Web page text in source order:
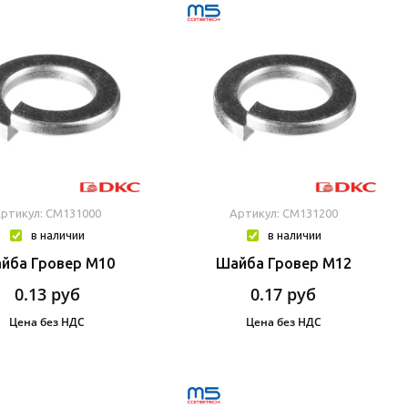
CM131000
в наличии
Гровер М10
0.13 руб
Цена без НДС
Артикул: CM131200
в наличии
Шайба Гровер М12
0.17 руб
Цена без НДС